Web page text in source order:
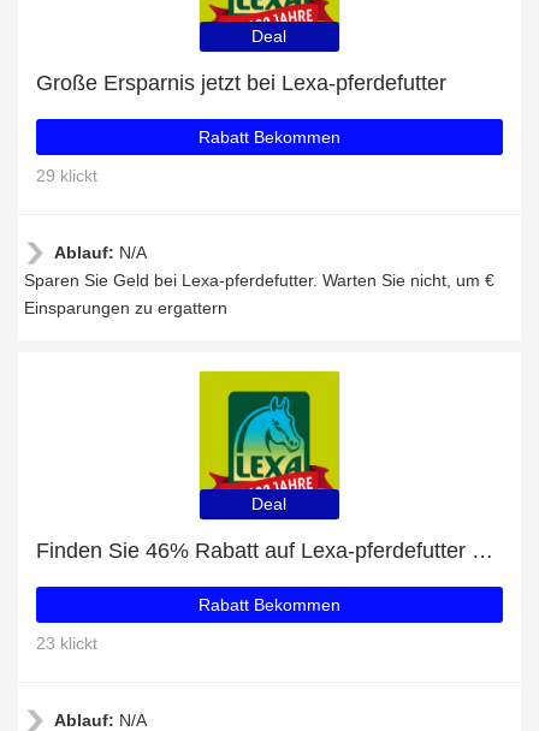
Deal
Große Ersparnis jetzt bei Lexa-pferdefutter
Rabatt Bekommen
29 klickt
Ablauf: N/A
Sparen Sie Geld bei Lexa-pferdefutter. Warten Sie nicht, um €
Einsparungen zu ergattern
Deal
Finden Sie 46% Rabatt auf Lexa-pferdefutter Bestellungen
Rabatt Bekommen
23 klickt
Ablauf: N/A